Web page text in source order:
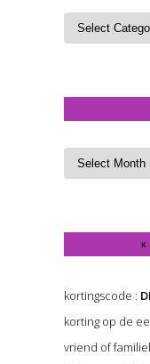
kortingscode :
korting op de
vriend of